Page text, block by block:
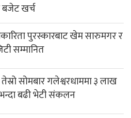
बजेट खर्च
पुरस्कारबाट खेम सारुमगर र
सम्मानित
सोमबार गलेश्वरधाममा ३ लाख
बढी भेटी संकलन